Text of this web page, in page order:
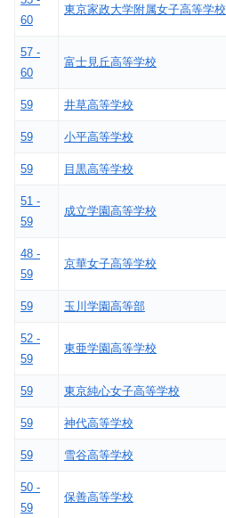
60
東京家政大学附属女子高等学校
57 -
60
富士見丘高等学校
59 井草高等学校
59 小平高等学校
59 目黒高等学校
51 -
59
成立学園高等学校
48 -
59
京華女子高等学校
59 玉川学園高等部
52 -
59
東亜学園高等学校
59 東京純心女子高等学校
59 神代高等学校
59 雪谷高等学校
50 -
59
保善高等学校